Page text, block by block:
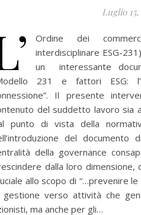
Luglio 15,
Ordine dei
interdisciplinare ESG-
un interessante
231 e fattori ESG:
Il presente
del suddetto lavoro sia
punto di vista della
del documento
della governance
dalla loro
allo scopo di “…prevenire
gestione verso attività che
ma anche per gli…